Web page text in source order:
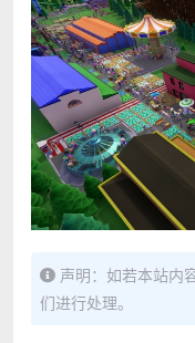
声明：如若本站内
们进行处理。